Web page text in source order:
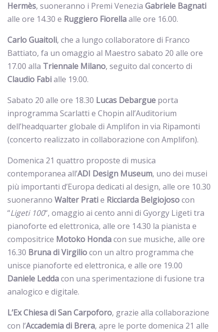
Hermès, suoneranno i Premi Venezia Gabriele Bagnati
alle ore 14.30 e Ruggiero Fiorellaalle ore 16.00.
CarloGuaitoli, che a lungo collaboratore di Franco
Battiato, fa un omaggio al Maestro sabato 20 alle ore
17.00 alla Triennale Milano, seguito dal concerto di
Claudio Fabialle 19.00.
Sabato 20 alle ore 18.30 Lucas Debargue porta
inprogramma Scarlatti e Chopin all’Auditorium
dell’headquarter globale di Amplifon in via Ripamonti
(concerto realizzato in collaborazione con Amplifon).
Domenica 21 quattro proposte di musica
contemporanea all’ADI Design Museum, uno dei musei
più importanti d’Europa dedicati al design, alle ore 10.30
suoneranno Walter Pratie Ricciarda Belgiojosocon
“Ligeti 100“, omaggio ai cento anni di Gyorgy Ligeti tra
pianoforte ed elettronica, alle ore 14.30 la pianista e
compositrice Motoko Hondacon sue musiche, alle ore
16.30 Bruna di Virgiliocon un altro programma che
unisce pianoforte ed elettronica, e alle ore 19.00
Daniele Leddacon una sperimentazione di fusione tra
analogico e digitale.
L’Ex Chiesa di San Carpoforo, grazie alla collaborazione
con l’Accademiadi Brera, apre le porte domenica 21 alle